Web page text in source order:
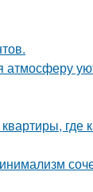
атмосферу
где